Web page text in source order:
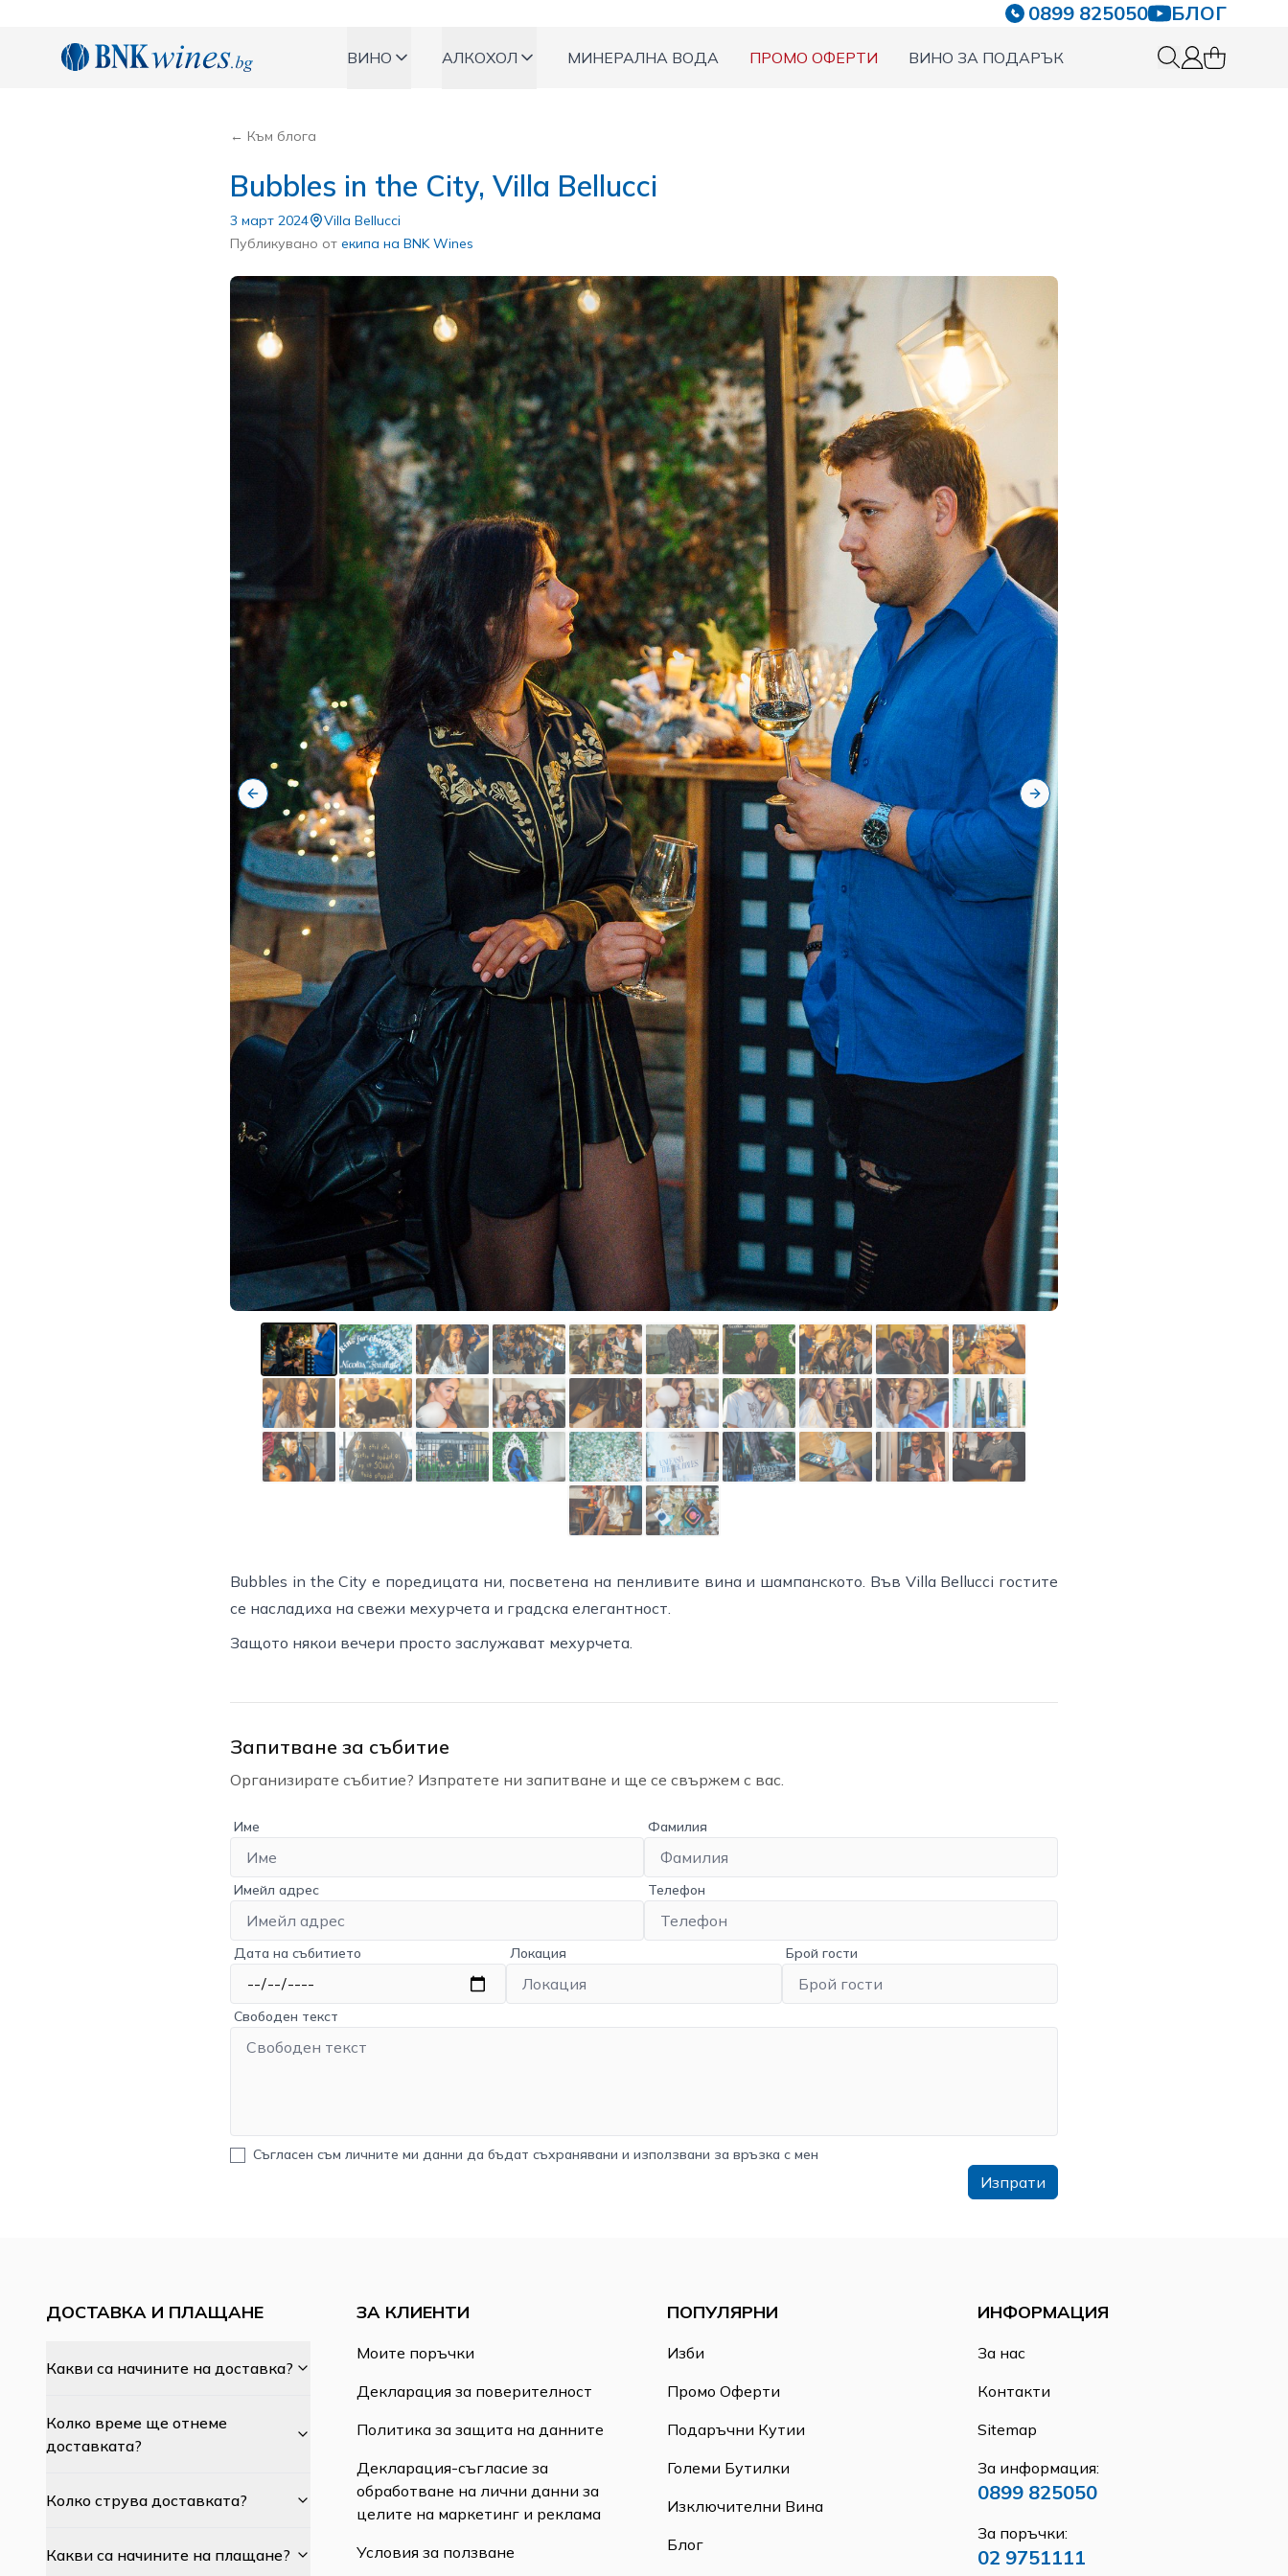
0899 825050 БЛОГ
BNKWines.bg ВИНО АЛКОХОЛ МИНЕРАЛНА ВОДА ПРОМО ОФЕРТИ
ВИНО ЗА ПОДАРЪК
0 items in
← Към блога
Bubbles in the City, Villa Bellucci
3 март 2024
Villa Bellucci
Публикувано от екипа на BNK Wines
Previous slide Next slide
Bubbles in the City е поредицата ни, посветена на пенливите вина и шампанското. Във Villa Bellucci гостите
се насладиха на свежи мехурчета и градска елегантност.
Защото някои вечери просто заслужават мехурчета.
Запитване за събитие
Организирате събитие? Изпратете ни запитване и ще се свържем с вас.
Име Фамилия
Имейл адрес Телефон
Дата на събитието Локация Брой гости
Свободен текст
Съгласен съм личните ми данни да бъдат съхранявани и използвани за връзка с мен
Изпрати
ДОСТАВКА И ПЛАЩАНЕ
Какви са начините на доставка?
Колко време ще отнеме
доставката?
Колко струва доставката?
Какви са начините на плащане?
ЗА КЛИЕНТИ
Моите поръчки
Декларация за поверителност
Политика за защита на данните
Декларация-съгласие за
обработване на лични данни за
целите на маркетинг и реклама
Условия за ползване
ПОПУЛЯРНИ
Изби
Промо Оферти
Подаръчни Кутии
Големи Бутилки
Изключителни Вина
Блог
ИНФОРМАЦИЯ
За нас
Контакти
Sitemap
За информация:
0899 825050
За поръчки:
02 9751111